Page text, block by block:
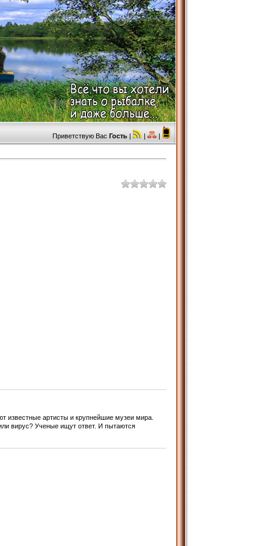
Приветствую Вас Гость | | |
известные артисты и крупнейшие музеи мира.
вирус? Ученые ищут ответ. И пытаются